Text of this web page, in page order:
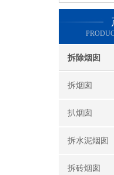
拆除烟囱
拆烟囱
扒烟囱
拆水泥烟囱
拆砖烟囱